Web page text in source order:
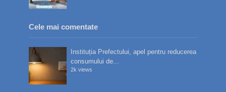
Cele mai comentate
Instituția Prefectului, apel pentru reducerea
consumului de...
2k views